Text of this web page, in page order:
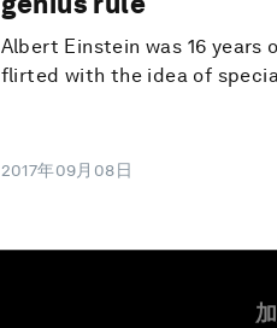
Albert Einstein was 16 years
flirted with the idea of
2017年09月08日